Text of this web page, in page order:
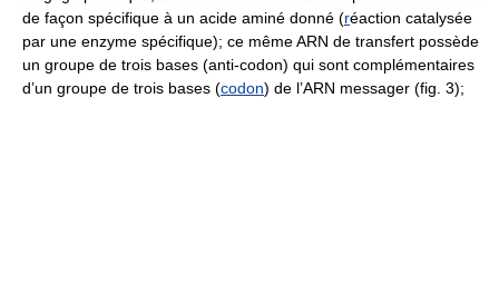
de façon spécifique à un acide aminé donné (réaction catalysée
par une enzyme spécifique); ce même ARN de transfert possède
un groupe de trois bases (anti-codon) qui sont complémentaires
d’un groupe de trois bases (codon) de l’ARN messager (fig. 3);